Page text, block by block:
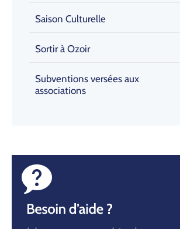
Saison Culturelle
Sortir à Ozoir
Subventions versées aux
associations